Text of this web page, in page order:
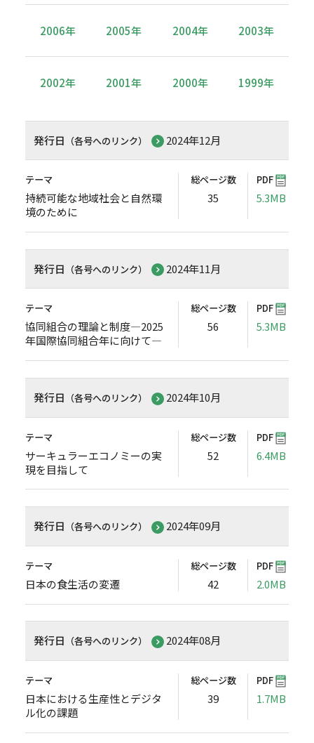
2006年 2005年 2004年 2003年
2002年 2001年 2000年 1999年
発行日 （各号へのリンク） 2024年12月
テーマ
持続可能な地域社会と自然環
境のために
総ページ数
35
PDF
5.3MB
発行日 （各号へのリンク） 2024年11月
テーマ
協同組合の理論と制度―2025
年国際協同組合年に向けて―
総ページ数
56
PDF
5.3MB
発行日 （各号へのリンク） 2024年10月
テーマ
サーキュラーエコノミーの実
現を目指して
総ページ数
52
PDF
6.4MB
発行日 （各号へのリンク） 2024年09月
テーマ
日本の食生活の変遷
総ページ数
42
PDF
2.0MB
発行日 （各号へのリンク） 2024年08月
テーマ
日本における生産性とデジタ
ル化の課題
総ページ数
39
PDF
1.7MB